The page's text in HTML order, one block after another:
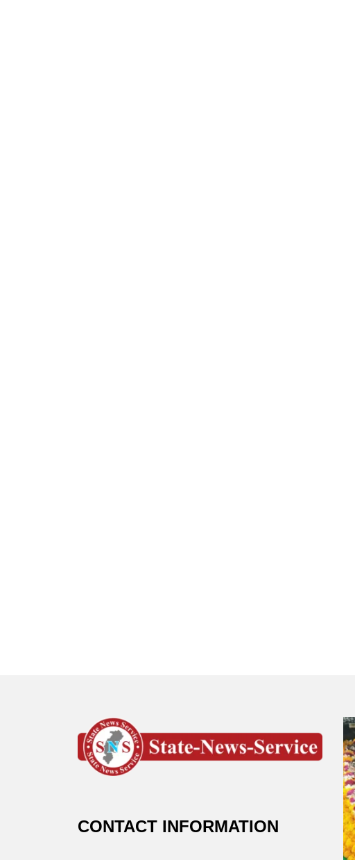
CONTACT INFORMATION